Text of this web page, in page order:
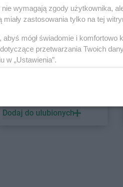
Dodaj do ulubionych
nie wymagają zgody użytkownika,
zastosowania tylko na tej
mógł świadomie i
przetwarzania Twoich
w „Ustawienia”.